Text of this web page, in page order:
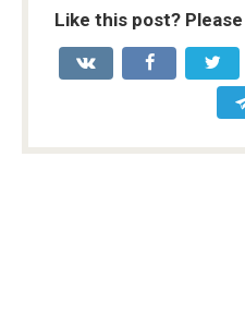
Like this post?